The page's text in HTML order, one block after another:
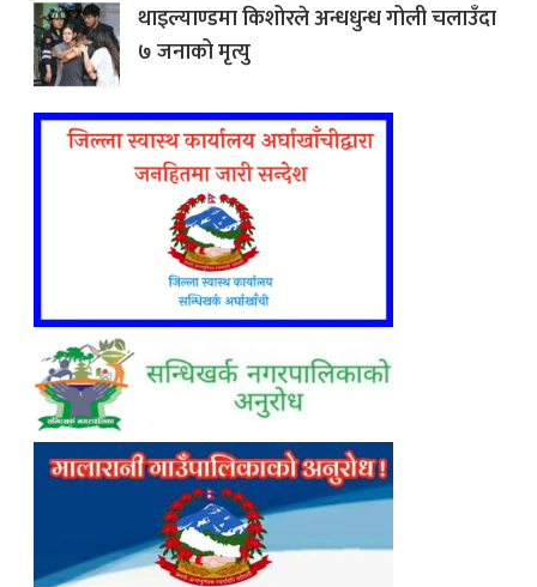
थाइल्याण्डमा किशोरले अन्धधुन्ध गोली चलाउँदा
७ जनाको मृत्यु